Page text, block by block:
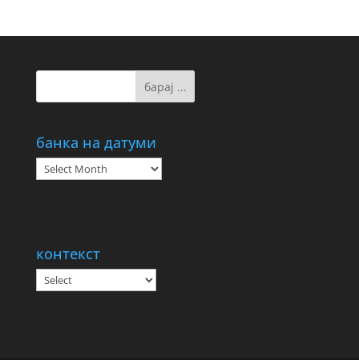
банка на датуми
банка
на
контекст